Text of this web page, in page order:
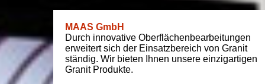
MAAS GmbH
Durch innovative Oberflächenbearbeitungen
erweitert sich der Einsatzbereich von Granit
ständig. Wir bieten Ihnen unsere einzigartigen
Granit Produkte.